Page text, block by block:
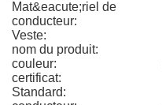
Mat&eacute;riel de
conducteur:
Veste:
nom du produit:
couleur:
certificat:
Standard: